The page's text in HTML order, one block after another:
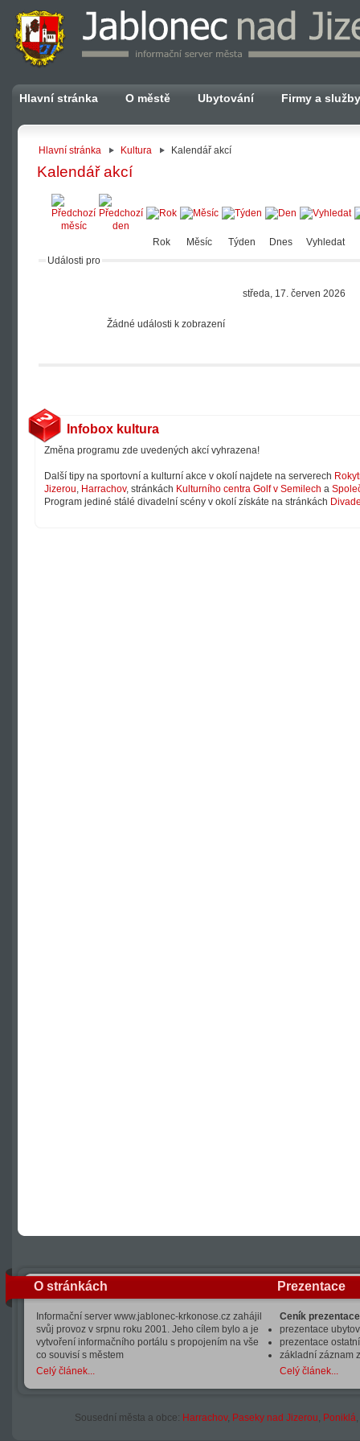
Hlavní stránka O městě Ubytování Firmy a služby
Hlavní stránka Kultura Kalendář akcí
Kalendář akcí
Rok Měsíc Týden Dnes
Vyhledat
Události pro
středa, 17. červen 2026
Žádné události k zobrazení
Infobox kultura
Změna programu zde uvedených akcí vyhrazena!
Další tipy na sportovní a kulturní akce v okolí najdete na serverech
Jizerou, Harrachov, stránkách Kulturního centra Golf v Semilech a
Program jediné stálé divadelní scény v okolí získáte na stránkách
O stránkách
Informační server www.jablonec-krkonose.cz zahájil
svůj provoz v srpnu roku 2001. Jeho cílem bylo a je
vytvoření informačního portálu s propojením na vše
co souvisí s městem
Celý článek...
Prezentace
Ceník
prezentace
prezentace
základní záznam
Celý článek...
Sousední města a obce: Harrachov, Paseky nad Jizerou, Poniklá,